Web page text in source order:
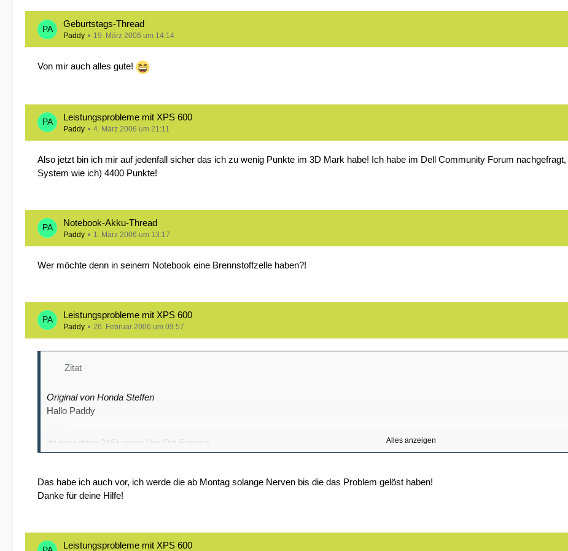
Geburtstags-Thread
Paddy 19. März 2006 um 14:14
Von mir auch alles gute!
Leistungsprobleme mit XPS 600
Paddy 4. März 2006 um 21:11
Also jetzt bin ich mir auf jedenfall sicher das ich zu wenig Punkte im 3D Mark habe! Ich habe im Dell Community Forum
System wie ich) 4400 Punkte!
Notebook-Akku-Thread
Paddy 1. März 2006 um 13:17
Wer möchte denn in seinem Notebook eine Brennstoffzelle haben?!
Leistungsprobleme mit XPS 600
Paddy 26. Februar 2006 um 09:57
Zitat
Original von Honda Steffen
Hallo Paddy
du hast doch 24Stunden Vor-Ort-Service.
Beschwere Dich - die müssen ne Lösung finden. Sollen sie die Teile tauschen bis es passt.
Alles anzeigen
Das habe ich auch vor, ich werde die ab Montag solange Nerven bis die das Problem gelöst haben!
Danke für deine Hilfe!
Leistungsprobleme mit XPS 600